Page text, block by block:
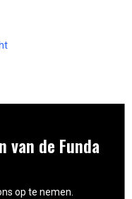
van de Funda
op te nemen.